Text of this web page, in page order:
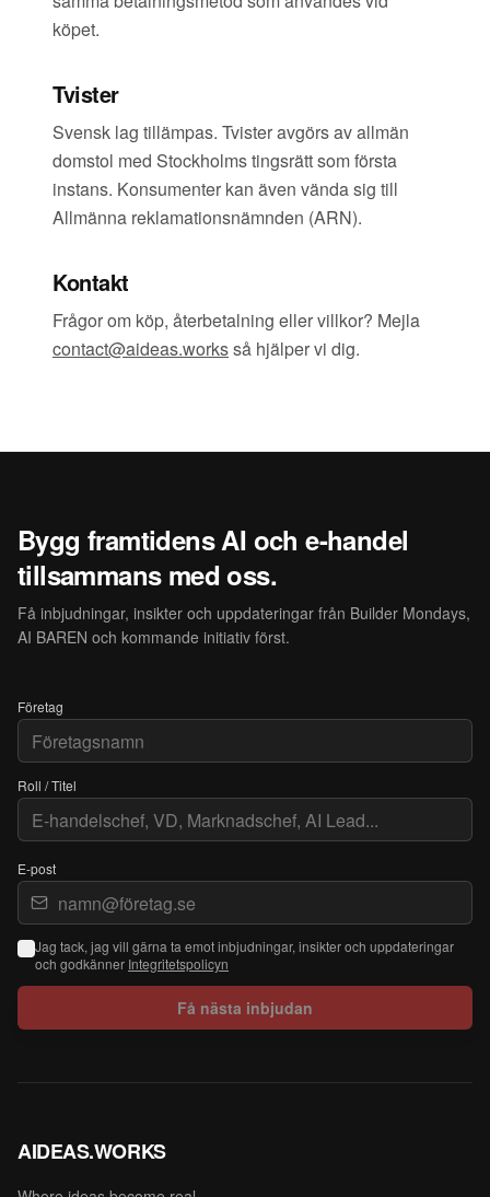
köpet.
Tvister
Svensk lag tillämpas. Tvister avgörs av allmän
domstol med Stockholms tingsrätt som första
instans. Konsumenter kan även vända sig till
Allmänna reklamationsnämnden (ARN).
Kontakt
Frågor om köp, återbetalning eller villkor? Mejla
contact@aideas.worksså hjälper vi dig.
Bygg framtidens AI och e-handel
tillsammans med oss.
Få inbjudningar, insikter och uppdateringar från Builder Mondays,
AI BAREN och kommande initiativ först.
Företag
Roll / Titel
E-post
Jag tack, jag vill gärna ta emot inbjudningar, insikter och uppdateringar
och godkänner Integritetspolicyn
Få nästa inbjudan
AIDEAS.WORKS